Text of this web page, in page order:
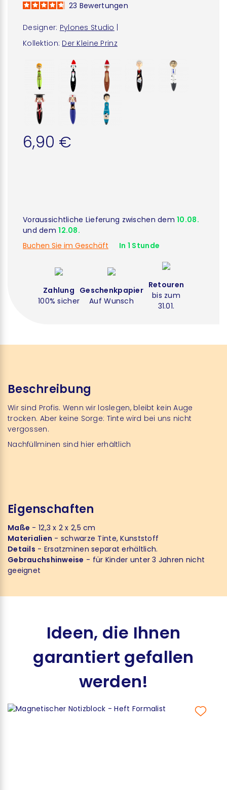
Designer: Pylones Studio
Kollektion: Der Kleine Prinz
23 Bewertungen
6,90 €
Voraussichtliche Lieferung zwischen dem10.08.
und dem12.08.
Buchen Sie im Geschäft
In 1 Stunde
Zahlung
100% sicher
Geschenkpapier
Auf Wunsch
Retouren
bis zum
31.01.
Beschreibung
Wir sind Profis. Wenn wir loslegen, bleibt kein Auge
trocken. Aber keine Sorge: Tinte wird bei uns nicht
vergossen.
Nachfüllminen sind hier erhältlich
Eigenschaften
Maße - 12,3 x 2 x 2,5 cm
Materialien - schwarze Tinte, Kunststoff
Details - Ersatzminen separat erhältlich.
Gebrauchshinweise - für Kinder unter 3 Jahren nicht
geeignet
Ideen, die Ihnen
garantiert gefallen
werden!